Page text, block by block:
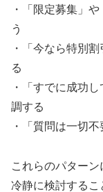
・「限定募集」
う
・「今なら特別
る
・「すでに成功
調する
・「質問は一切
これらのパター
冷静に検討するこ